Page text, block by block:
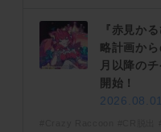
『赤見か
略計画か
月以降の
開始！
2026.08.01